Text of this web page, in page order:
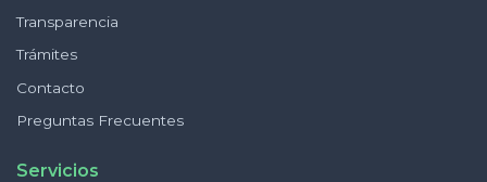
Transparencia
Trámites
Contacto
Preguntas Frecuentes
Servicios